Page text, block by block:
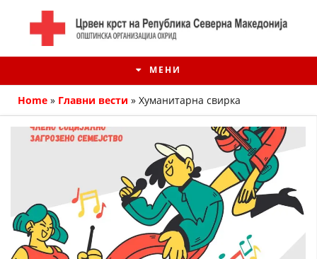
МЕНИ
Home » Главни вести » Хуманитарна свирка